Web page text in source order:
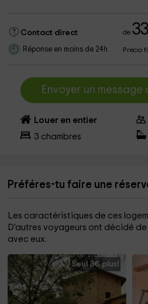
Contact direct de33
Réponse en moins de 24h Precio
Envoyer un
Louer en entier
3 chambres
Préféres-tu faire une
Les caractéristiques de ces
D'autres voyageurs ont décidé
avec eux.
Seul 3€ plus!